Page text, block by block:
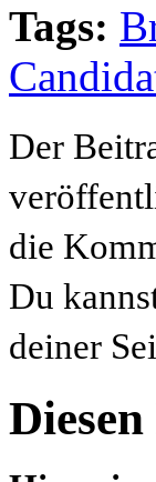
Tags:
Der
die
Du
deiner